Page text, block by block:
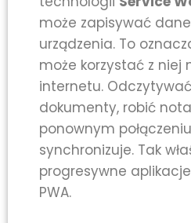
może zapisywać
urządzenia. To
może korzystać z niej
internetu.
dokumenty, robić
ponownym
synchronizuje. Tak
progresywne
PWA.